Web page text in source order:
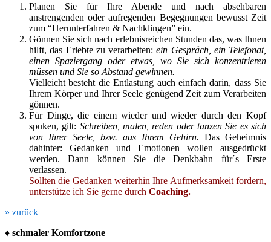
Planen Sie für Ihre Abende und nach absehbaren
anstrengenden oder aufregenden Begegnungen bewusst Zeit
zum “Herunterfahren & Nachklingen” ein.
Gönnen Sie sich nach erlebnisreichen Stunden das, was Ihnen
hilft, das Erlebte zu verarbeiten:ein Gespräch, ein Telefonat,
einen Spaziergang oder etwas, wo Sie sich konzentrieren
müssen und Sie so Abstand gewinnen.
Vielleicht besteht die Entlastung auch einfach darin, dass Sie
Ihrem Körper und Ihrer Seele genügend Zeit zum Verarbeiten
gönnen.
Für Dinge, die einem wieder und wieder durch den Kopf
spuken, gilt: Schreiben, malen, reden oder tanzen Sie es sich
von Ihrer Seele, bzw. aus Ihrem Gehirn. Das Geheimnis
dahinter: Gedanken und Emotionen wollen ausgedrückt
werden. Dann können Sie die Denkbahn für´s Erste
verlassen.
Sollten die Gedanken weiterhin Ihre Aufmerksamkeit fordern,
unterstütze ich Sie gerne durch Coaching.
» zurück
♦ schmaler Komfortzone